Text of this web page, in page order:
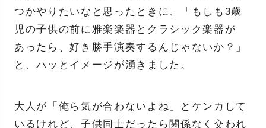
つかやりたいなと思ったときに、「もしも3歳
児の子供の前に雅楽楽器とクラシック楽器が
あったら、好き勝手演奏するんじゃないか？」
と、ハッとイメージが湧きました。
大人が「俺ら気が合わないよね」とケンカして
いるけれど、子供同士だったら関係なく交われ